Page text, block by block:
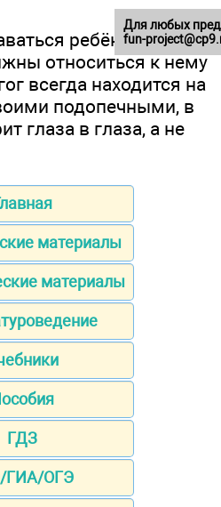
ребёнком, при
относиться к нему
всегда находится на
подопечными, в
глаза в глаза, а не
материалы
материалы
ГДЗ
ГИА/ОГЭ
Для любых
fun-